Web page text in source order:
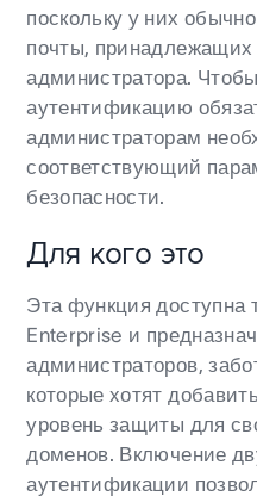
поскольку у них
почты, принадлежащих
администратора.
аутентификацию
администраторам
соответствующий
безопасности.
Для кого это
Эта функция доступна
Enterprise и
администраторов,
которые хотят
уровень защиты для
доменов. Включение
аутентификации